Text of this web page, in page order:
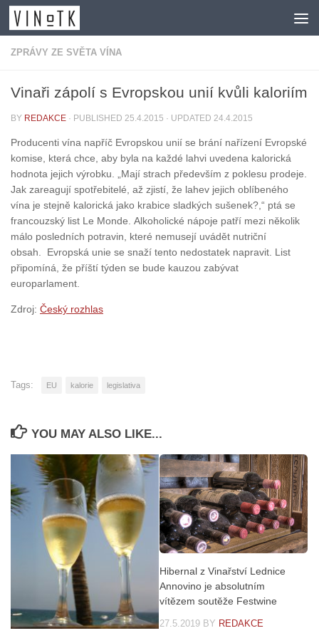
Skip to content
ZPRÁVY ZE SVĚTA VÍNA
Vinaři zápolí s Evropskou unií kvůli kaloriím
BY REDAKCE · PUBLISHED 25.4.2015 · UPDATED 24.4.2015
Producenti vína napříč Evropskou unií se brání nařízení Evropské
komise, která chce, aby byla na každé lahvi uvedena kalorická
hodnota jejich výrobku. „Mají strach především z poklesu prodeje.
Jak zareagují spotřebitelé, až zjistí, že lahev jejich oblíbeného
vína je stejně kalorická jako krabice sladkých sušenek?,“ ptá se
francouzský list Le Monde. Alkoholické nápoje patří mezi několik
málo posledních potravin, které nemusejí uvádět nutriční
obsah. Evropská unie se snaží tento nedostatek napravit. List
připomíná, že příští týden se bude kauzou zabývat
europarlament.
Zdroj: Český rozhlas
Tags: EU kalorie legislativa
YOU MAY ALSO LIKE...
Hibernal z Vinařství Lednice
Annovino je absolutním
vítězem soutěže Festwine
27.5.2019 BY REDAKCE